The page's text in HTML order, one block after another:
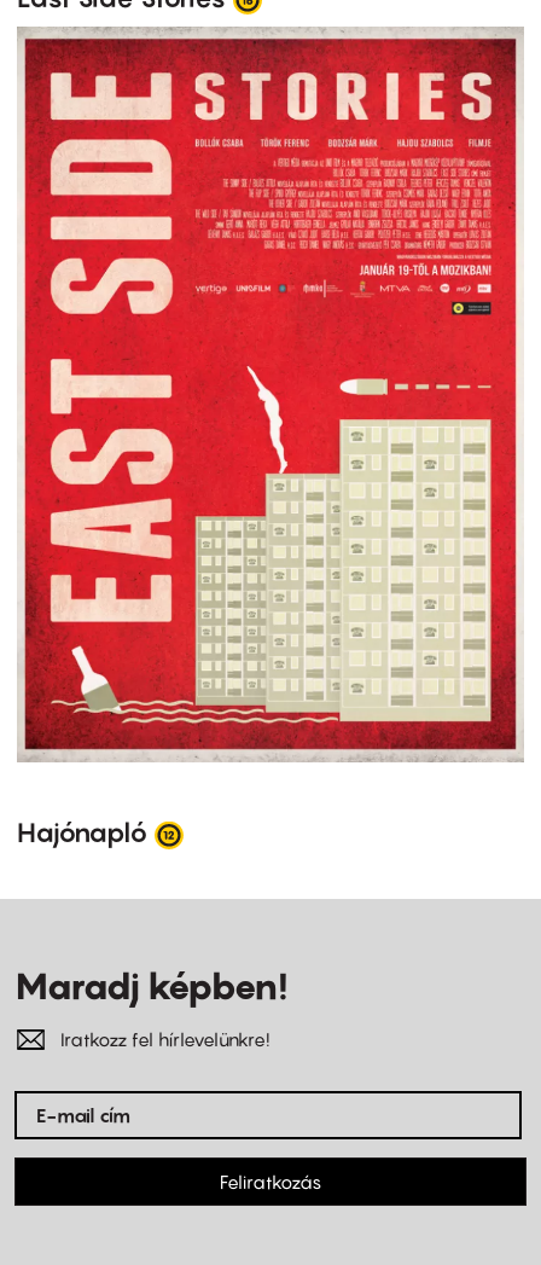
Hajónapló
Maradj képben!
Iratkozz fel hírlevelünkre!
Feliratkozás